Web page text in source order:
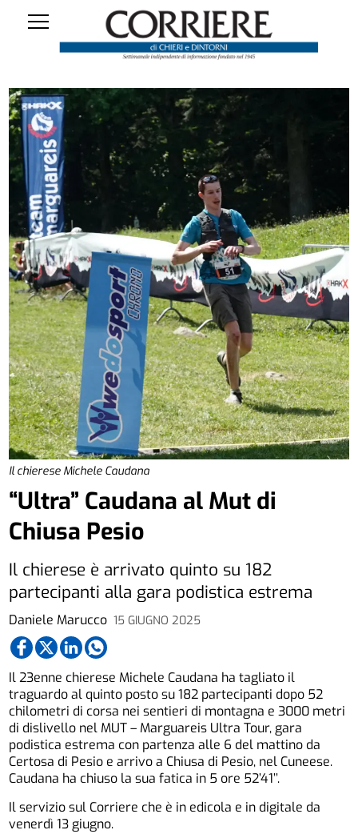
Il chierese Michele Caudana
Daniele Marucco 15 GIUGNO 2025
“Ultra” Caudana al Mut di
Chiusa Pesio
Il chierese è arrivato quinto su 182
partecipanti alla gara podistica estrema
Il 23enne chierese Michele Caudana ha tagliato il
traguardo al quinto posto su 182 partecipanti dopo 52
chilometri di corsa nei sentieri di montagna e 3000 metri
di dislivello nel MUT – Marguareis Ultra Tour, gara
podistica estrema con partenza alle 6 del mattino da
Certosa di Pesio e arrivo a Chiusa di Pesio, nel Cuneese.
Caudana ha chiuso la sua fatica in 5 ore 52’41’’.
Il servizio sul Corriere che è in edicola e in digitale da
venerdì 13 giugno.